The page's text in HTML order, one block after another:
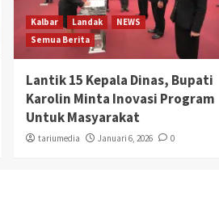
Kalbar Landak
NEWS
Semua Berita
Lantik 15 Kepala Dinas, Bupati
Karolin Minta Inovasi Program
Untuk Masyarakat
tariumedia Januari 6, 2026 0